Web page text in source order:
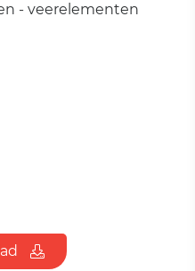
- veerelementen